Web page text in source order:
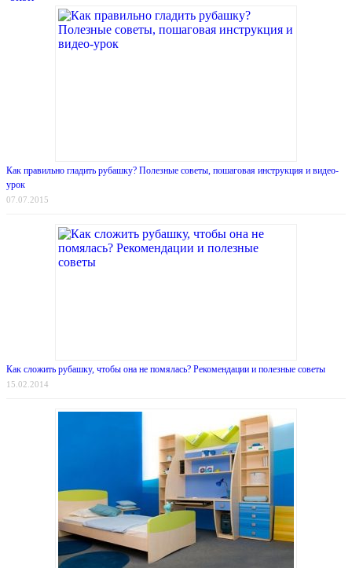
Как правильно гладить рубашку? Полезные советы, пошаговая инструкция и видео-
урок
07.07.2015
Как сложить рубашку, чтобы она не помялась? Рекомендации и полезные советы
15.02.2014